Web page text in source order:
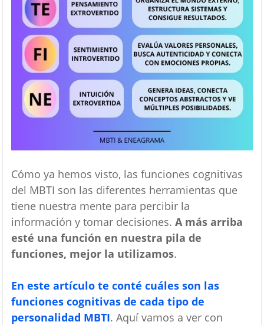
Cómo ya hemos visto, las funciones cognitivas
del MBTI son las diferentes herramientas que
tiene nuestra mente para percibir la
información y tomar decisiones. A más arriba
esté una función en nuestra pila de
funciones, mejor la utilizamos.
En este artículo te conté cuáles son las
funciones cognitivas de cada tipo de
personalidad MBTI. Aquí vamos a ver con